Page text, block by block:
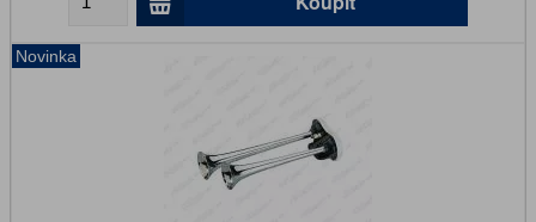
Novinka